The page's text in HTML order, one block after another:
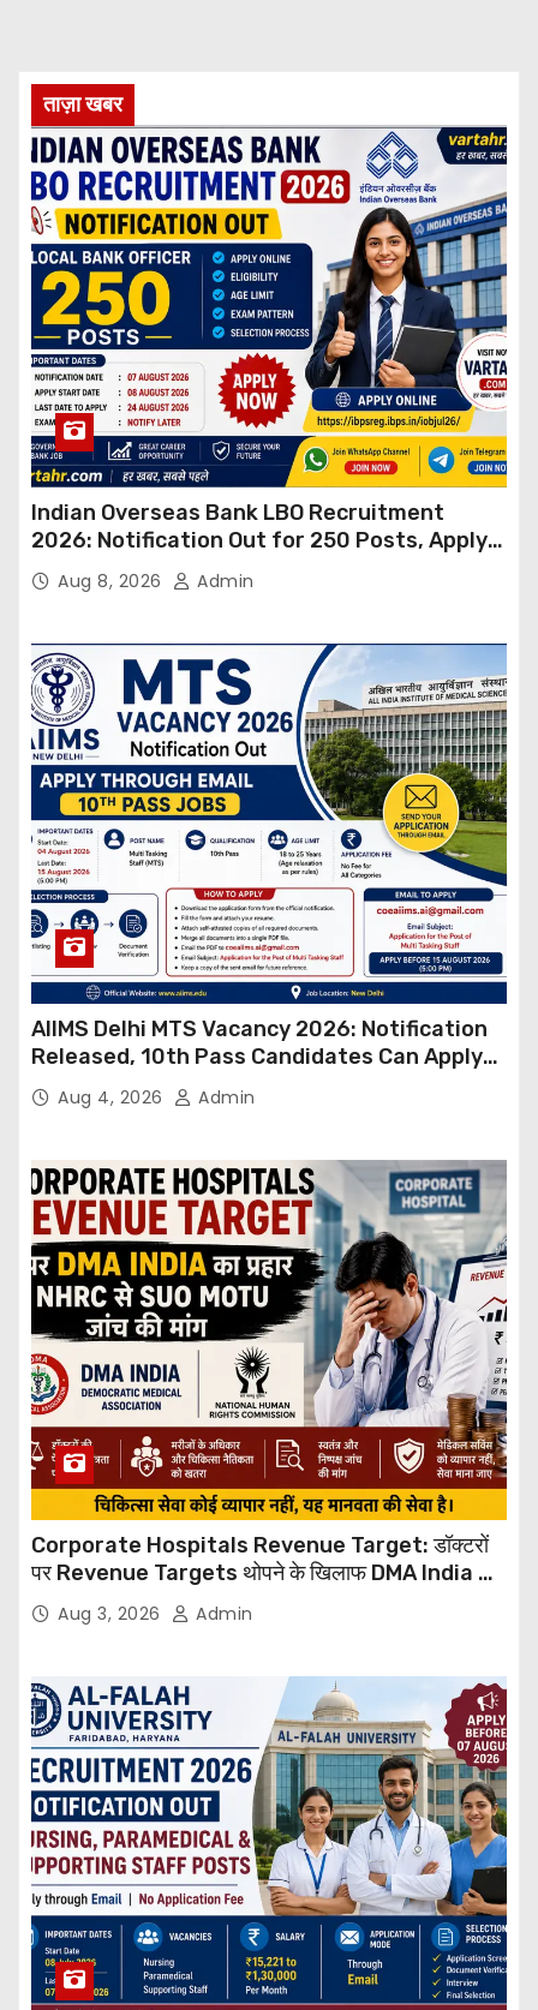
ताज़ा खबर
Indian Overseas Bank LBO Recruitment
2026: Notification Out for 250 Posts, Apply
OnlineAug 8, 2026 Admin
AIIMS Delhi MTS Vacancy 2026: Notification
Released, 10th Pass Candidates Can Apply
Through Email
Aug 4, 2026 Admin
Corporate Hospitals Revenue Target: डॉक्टरों
पर Revenue Targets थोपने के खिलाफ DMA India का
बड़ा कदम, NHRC से Suo Motu जांच की मांग
Aug 3, 2026 Admin